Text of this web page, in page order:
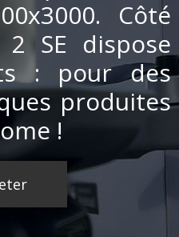
Côté
SE dispose
: pour des
produites
!